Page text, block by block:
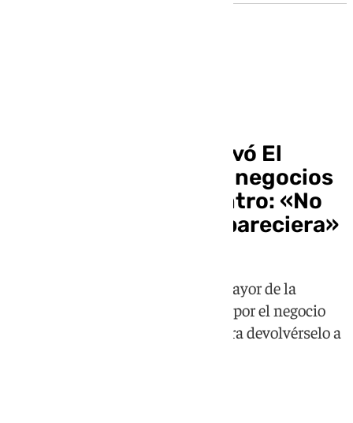
El malagueño que salvó El
Diamante, uno de los negocios
más antiguos del Centro: «No
podía dejar que desapareciera»
Rafael López Taza, ex Hermano Mayor de la
Archicofradía de la Cena, apuesta por el negocio
situado en calle Pozos Dulces "para devolvérselo a